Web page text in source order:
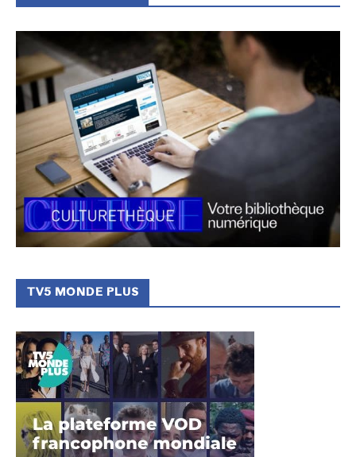
TV5 MONDE PLUS